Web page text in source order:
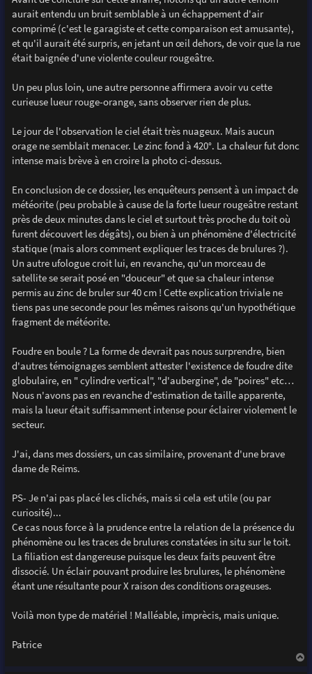
aurait entendu un bruit semblable à un échappement d'air
comprimé (c'est le garagiste et cette comparaison est amusante),
et qu'il aurait été surpris, en jetant un œil dehors, de voir que la rue
était baignée d'une violente couleur rougeâtre.
Un peu plus loin, une autre personne affirmera avoir vu cette
curieuse lueur rouge-orange, sans observer rien de plus.
Le jour de l'observation le ciel était très nuageux. Mais aucun
orage ne semblait menacer. Le zinc fond à 420°. La chaleur fut donc
intense mais brève à en croire la photo ci-dessus.
En conclusion de ce dossier, les enquêteurs pensent à un impact de
météorite (peu probable à cause de la forte lueur rougeâtre restant
près de deux minutes dans le ciel et surtout très proche du toit où
furent découvert les dégâts), ou bien à un phénomène d'électricité
statique (mais alors comment expliquer les traces de brulures ?).
Un autre ufologue croit lui, en revanche, qu'un morceau de
satellite se serait posé en "douceur" et que sa chaleur intense
permis au zinc de bruler sur 40 cm ! Cette explication triviale ne
tiens pas une seconde pour les mêmes raisons qu'un hypothétique
fragment de météorite.
Foudre en boule ? La forme de devrait pas nous surprendre, bien
d'autres témoignages semblent attester l'existence de foudre dite
globulaire, en " cylindre vertical", "d'aubergine", de "poires" etc…
Nous n'avons pas en revanche d'estimation de taille apparente,
mais la lueur était suffisamment intense pour éclairer violement le
secteur.
J'ai, dans mes dossiers, un cas similaire, provenant d'une brave
dame de Reims.
PS- Je n'ai pas placé les clichés, mais si cela est utile (ou par
curiosité)...
Ce cas nous force à la prudence entre la relation de la présence du
phénomène ou les traces de brulures constatées in situ sur le toit.
La filiation est dangereuse puisque les deux faits peuvent être
dissocié. Un éclair pouvant produire les brulures, le phénomène
étant une résultante pour X raison des conditions orageuses.
Voilà mon type de matériel ! Malléable, imprècis, mais unique.
Patrice